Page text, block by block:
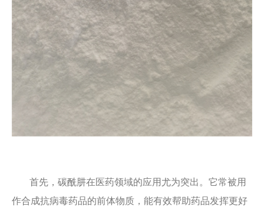
首先，碳酰肼在医药领域的应用尤为突出。它常被用
作合成抗病毒药品的前体物质，能有效帮助药品发挥更好